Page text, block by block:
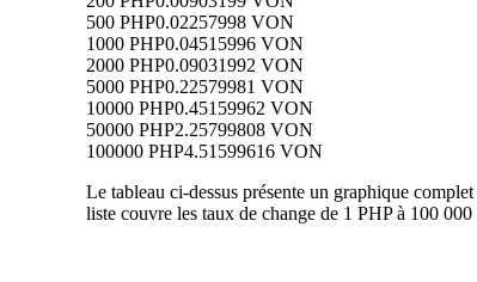
500 PHP0.02257998 VON
1000 PHP0.04515996 VON
2000 PHP0.09031992 VON
5000 PHP0.22579981 VON
10000 PHP0.45159962 VON
50000 PHP2.25799808 VON
100000 PHP4.51599616 VON
Le tableau ci-dessus présente un graphique
liste couvre les taux de change de 1 PHP à 100